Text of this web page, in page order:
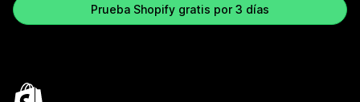
Prueba Shopify gratis por 3 días